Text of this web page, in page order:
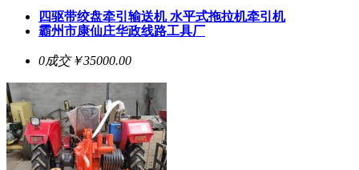
四驱带绞盘牵引输送机 水平式拖拉机牵引机
霸州市康仙庄华政线路工具厂
0成交￥35000.00